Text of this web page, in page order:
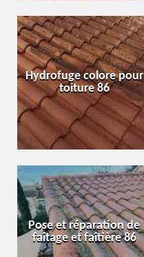
Hydrofuge colore pour
toiture 86
Pose et réparation de
faîtage et faîtière 86